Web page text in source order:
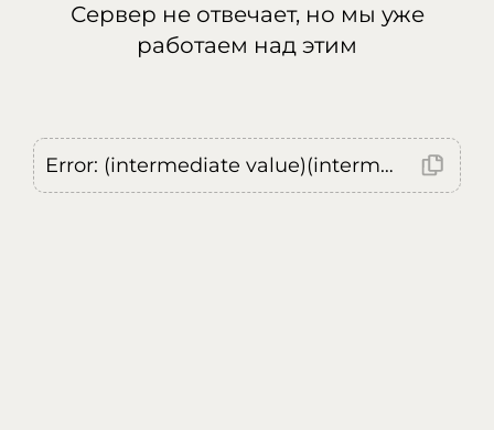
Сервер не отвечает, но мы уже
работаем над этим
Error: (intermediate value)(intermediate value)(intermediate value).replaceAll is not a function